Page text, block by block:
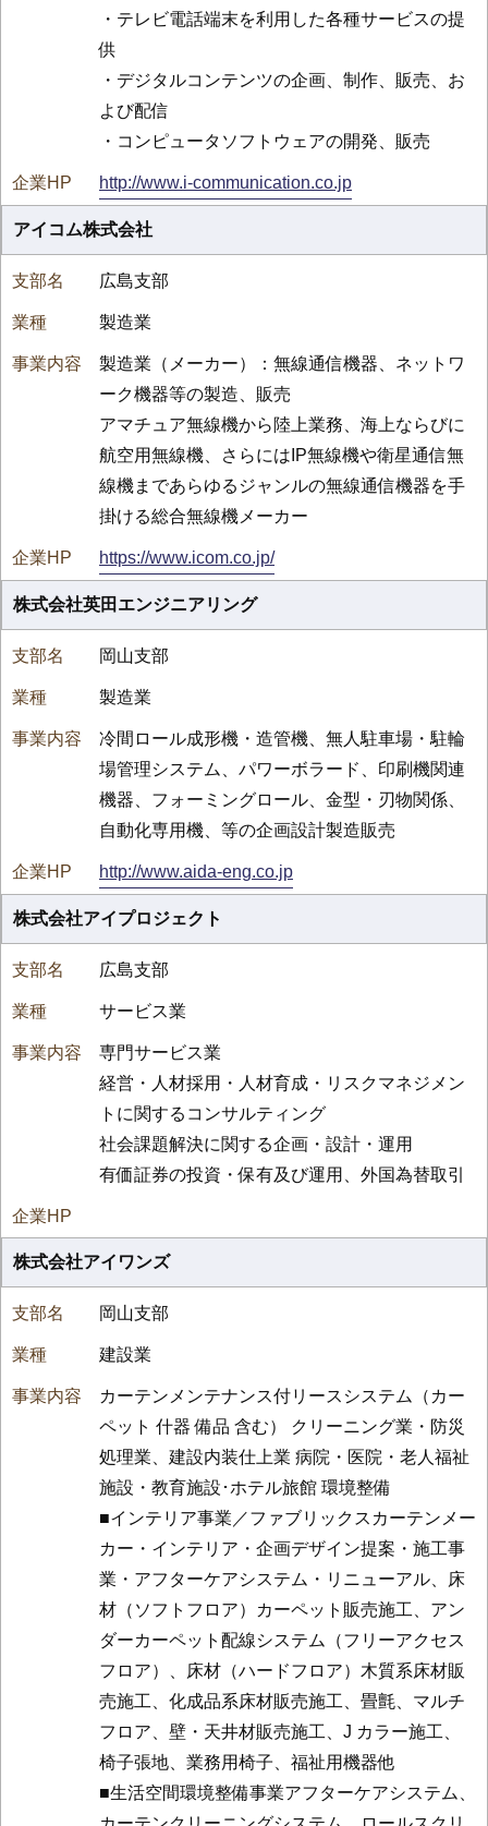
・テレビ電話端末を利用した各種サービスの提
供
・デジタルコンテンツの企画、制作、販売、お
よび配信
・コンピュータソフトウェアの開発、販売
http://www.i-communication.co.jp
アイコム株式会社
広島支部
製造業
製造業（メーカー）：無線通信機器、ネットワ
ーク機器等の製造、販売
アマチュア無線機から陸上業務、海上ならびに
航空用無線機、さらにはIP無線機や衛星通信無
線機まであらゆるジャンルの無線通信機器を手
掛ける総合無線機メーカー
https://www.icom.co.jp/
株式会社英田エンジニアリング
岡山支部
製造業
冷間ロール成形機・造管機、無人駐車場・駐輪
場管理システム、パワーボラード、印刷機関連
機器、フォーミングロール、金型・刃物関係、
自動化専用機、等の企画設計製造販売
http://www.aida-eng.co.jp
株式会社アイプロジェクト
広島支部
サービス業
専門サービス業
経営・人材採用・人材育成・リスクマネジメン
トに関するコンサルティング
社会課題解決に関する企画・設計・運用
有価証券の投資・保有及び運用、外国為替取引
株式会社アイワンズ
岡山支部
建設業
カーテンメンテナンス付リースシステム（カー
ペット 什器 備品 含む） クリーニング業・防災
処理業、建設内装仕上業 病院・医院・老人福祉
施設・教育施設･ホテル旅館 環境整備
■インテリア事業／ファブリックスカーテンメー
カー・インテリア・企画デザイン提案・施工事
業・アフターケアシステム・リニューアル、床
材（ソフトフロア）カーペット販売施工、アン
ダーカーペット配線システム（フリーアクセス
フロア）、床材（ハードフロア）木質系床材販
売施工、化成品系床材販売施工、畳氈、マルチ
フロア、壁・天井材販売施工、J カラー施工、
椅子張地、業務用椅子、福祉用機器他
■生活空間環境整備事業アフターケアシステム、